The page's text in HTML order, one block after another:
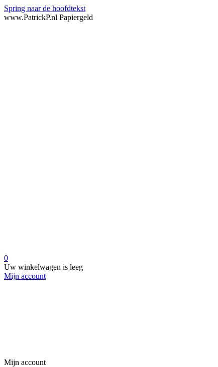
Spring naar de hoofdtekst
www.PatrickP.nl Papiergeld
0
Uw winkelwagen is leeg
Mijn account
Mijn account